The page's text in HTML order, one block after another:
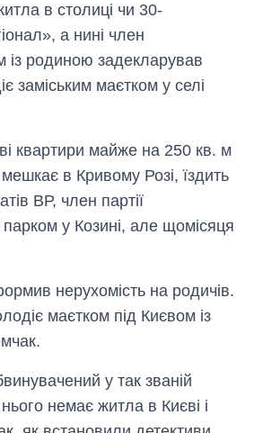
в столиці чи 30-
а нині член
із родиною задекларував
заміським маєтком у селі
квартири майже на 250 кв. м
в Кривому Розі, їздить
ВР, член партії
у Козині, але щомісяця
нерухомість на родичів.
маєтком під Києвом із
у так званій
немає житла в Києві і